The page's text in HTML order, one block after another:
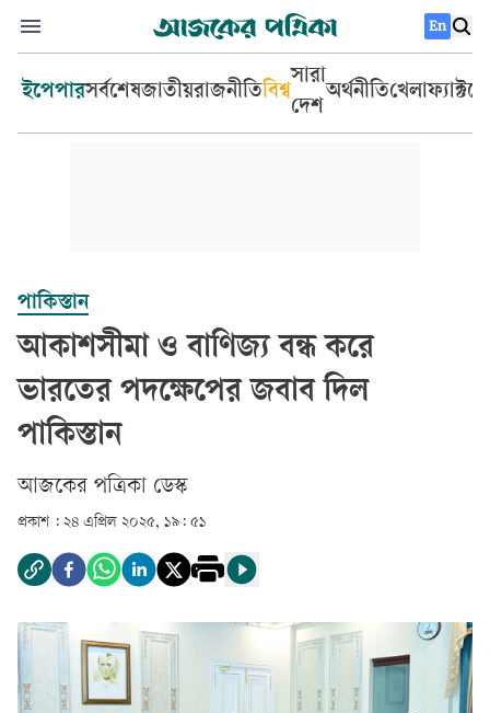
En
ইপেপারসর্বশেষজাতীয়রাজনীতিবিশ্ব
সারা
দেশ
অর্থনীতিখেলা
পাকিস্তান
আকাশসীমা ও বাণিজ্য বন্ধ করে
ভারতের পদক্ষেপের জবাব দিল
পাকিস্তান
আজকের পত্রিকা ডেস্ক­
প্রকাশ : ২৪ এপ্রিল ২০২৫, ১৯: ৫১